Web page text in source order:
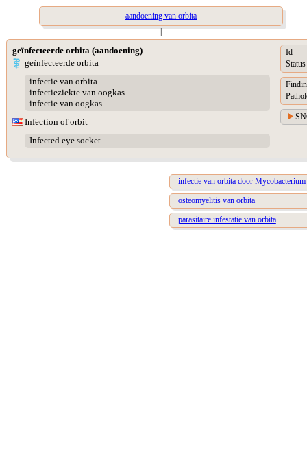
aandoening van orbita
|
geïnfecteerde orbita (aandoening)
geïnfecteerde orbita
infectie van orbita
infectieziekte van oogkas
infectie van oogkas
Infection of orbit
Infected eye socket
Id
Status
infectie van orbita door
osteomyelitis van orbita
parasitaire infestatie van orbita